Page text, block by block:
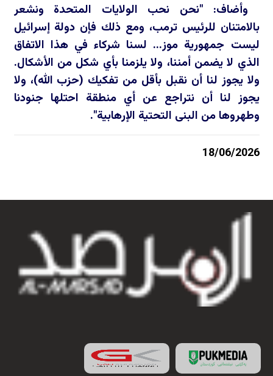
وأضاف: "نحن نحب الولايات المتحدة ونشعر
بالامتنان للرئيس ترمب، ومع ذلك فإن دولة إسرائيل
ليست جمهورية موز... لسنا شركاء في هذا الاتفاق
الذي لا يضمن أمننا، ولا يلزمنا بأي شكل من الأشكال.
ولا يجوز لنا أن نقبل بأقل من تفكيك (حزب الله)، ولا
يجوز لنا أن نتراجع عن أي منطقة احتلها جنودنا
وطهروها من البنى التحتية الإرهابية".
18/06/2026